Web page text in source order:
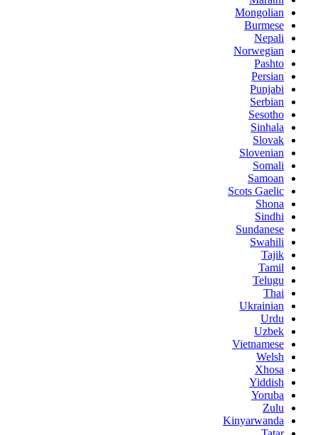
Mongolian
Burmese
Nepali
Norwegian
Pashto
Persian
Punjabi
Serbian
Sesotho
Sinhala
Slovak
Slovenian
Somali
Samoan
Scots Gaelic
Shona
Sindhi
Sundanese
Swahili
Tajik
Tamil
Telugu
Thai
Ukrainian
Urdu
Uzbek
Vietnamese
Welsh
Xhosa
Yiddish
Yoruba
Zulu
Kinyarwanda